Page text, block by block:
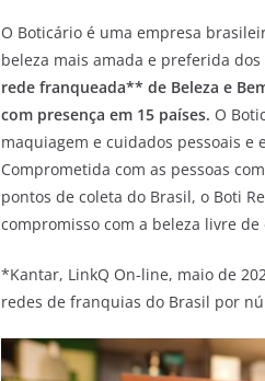
O Boticário é uma empresa
beleza mais amada e preferida
rede franqueada** de Beleza e
com presença em 15 países. O
maquiagem e cuidados pessoais e
Comprometida com as pessoas
pontos de coleta do Brasil, o Boti
compromisso com a beleza livre
*Kantar, LinkQ On-line, maio de
redes de franquias do Brasil por